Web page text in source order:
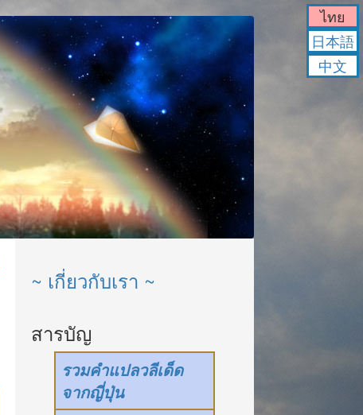
~ เกี่ยวกับเรา ~
สารบัญ
รวมคำแปลวลีเด็ด
จากญี่ปุ่น
ไทย
日本語
中文